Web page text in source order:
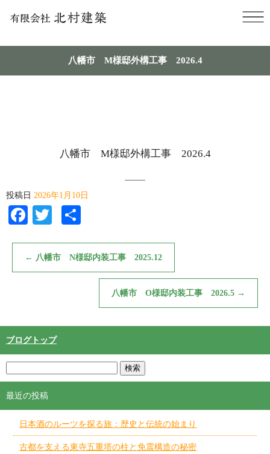
八幡市 M様邸外構工事 2026.4
八幡市 M様邸外構工事 2026.4
投稿日 2026年1月10日
Facebook
Twitter
← 八幡市 N様邸内装工事 2025.12
八幡市 O様邸内装工事 2026.5 →
ブログトップ
最近の投稿
日本酒のルーツを探る旅：歴史と伝統の始まり
古都を支える東寺五重塔の柱と免震構造の秘密